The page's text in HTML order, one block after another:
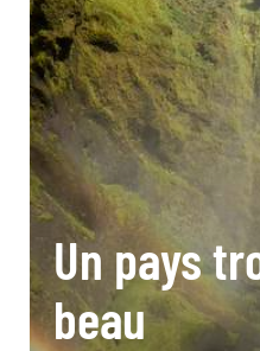
Un pays
beau